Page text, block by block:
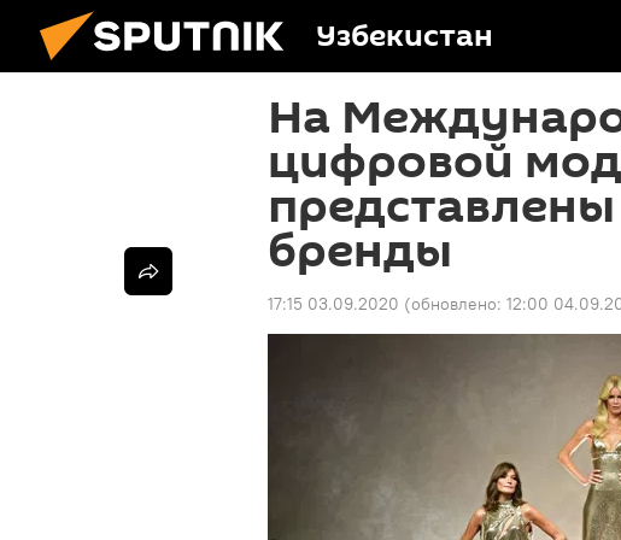
Узбекистан
На
цифровой
бренды
17:15 03.09.2020 (обновлено: 12:00